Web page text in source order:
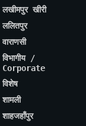
लखीमपुर खीरी
ललितपुर
वाराणसी
विभागीय /
Corporate
विशेष
शामली
शाहजहाँपुर